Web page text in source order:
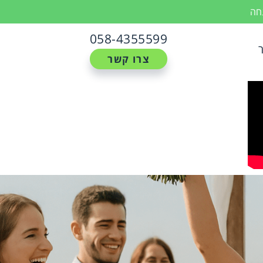
058-4355599
צרו קשר